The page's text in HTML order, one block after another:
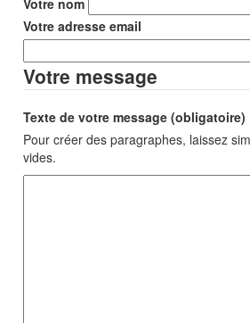
Votre adresse email
Votre message
Texte de votre message (obligatoire)
Pour créer des paragraphes, laissez
vides.